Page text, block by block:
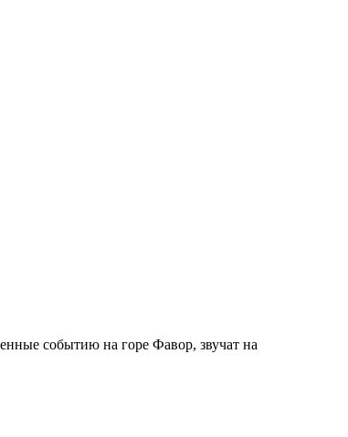
событию на горе Фавор, звучат на